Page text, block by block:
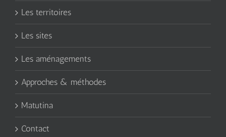
Les territoires
Les sites
Les aménagements
Approches & méthodes
Matutina
Contact